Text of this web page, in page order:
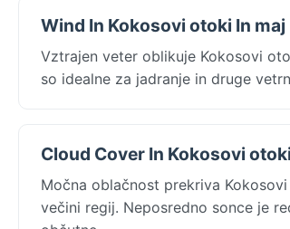
Wind In Kokosovi otoki In maj
Vztrajen veter oblikuje Kokosovi
so idealne za jadranje in druge
Cloud Cover In Kokosovi
Močna oblačnost prekriva
večini regij. Neposredno sonce je